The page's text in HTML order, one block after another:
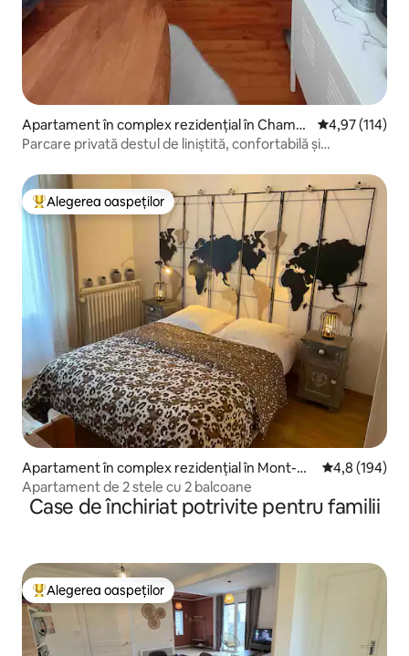
Apartament în complex rezidențial în Chamali
ères
Scor mediu
4,97 (114)
Parcare privată destul de liniștită, confortabilă și
Locuință din topul categoriei Alegerea oaspeților
Alegerea oaspeților
Apartament în complex rezidențial în Mont-Do
re
Scor mediu
4,8 (194)
Apartament de 2 stele cu 2 balcoane
Case de închiriat potrivite pentru familii
Locuință din topul categoriei Alegerea oaspeților
Alegerea oaspeților